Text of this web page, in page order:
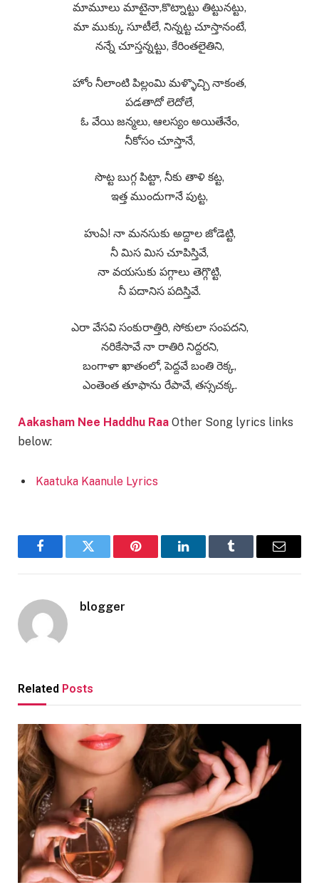
మామూలు మాటైనా,కొట్నాట్టు తిట్టునట్టు,
మా ముక్కు సూటీలే, నిన్నట్ట చూస్తానంటే,
నన్నే చూస్తన్నట్టు, కేరింతలైతిని,
హోం నీలాంటి పిల్లంమి మళ్ళొచ్చి నాకంత,
పడతాదో లెదోలే,
ఓ వేయి జన్మలు, ఆలస్యం అయితేనేం,
నీకోసం చూస్తానే,
సొట్ట బుగ్గ పిట్టా, నీకు తాళి కట్ట,
ఇత్త ముందుగానే పుట్ట,
హుఏ! నా మనసుకు అద్దాల జోడెట్టి,
నీ మిస మిస చూపిస్తివే,
నా వయసుకు పగ్గాలు తెగ్గొట్టి,
నీ పదానిస పదిస్తివే.
ఎరా వేసవి సంకురాత్తిరి, సోకులా సంపదని,
నరికేసావే నా రాతిరి నిద్దరని,
బంగాళా ఖాతంలో, పెద్దవే బంతి రెక్క,
ఎంతెంత తూఫాను రేపావే, తస్సచక్క.
Aakasham Nee Haddhu Raa Other Song lyrics links
below:
Kaatuka Kaanule Lyrics
FacebookTwitter Pinterest LinkedInTumblr Email
blogger
Related Posts